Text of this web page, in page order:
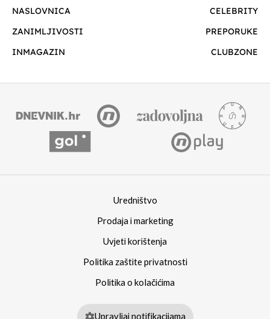
NASLOVNICA
CELEBRITY
ZANIMLJIVOSTI
PREPORUKE
INMAGAZIN
CLUBZONE
Uredništvo
Prodaja i marketing
Uvjeti korištenja
Politika zaštite privatnosti
Politika o kolačićima
Upravljaj notifikacijama